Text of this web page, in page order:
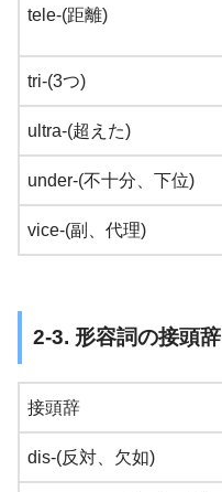
tele-(距離)
tri-(3つ)
ultra-(超えた)
under-(不十分、下位)
vice-(副、代理)
2-3. 形容詞の接頭辞
接頭辞
dis-(反対、欠如)